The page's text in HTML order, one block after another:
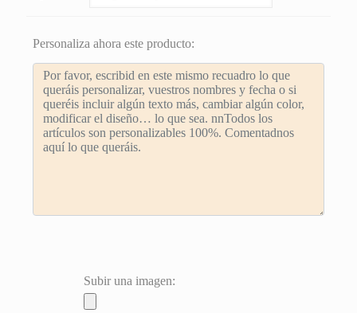
11,50€
Personaliza ahora este producto:
Subir una imagen: